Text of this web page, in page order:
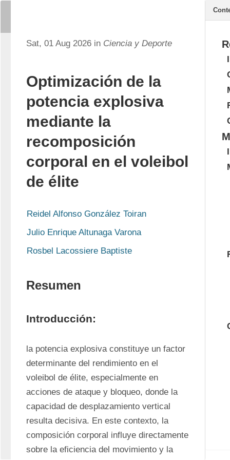
Sat, 01 Aug 2026 in Ciencia y Deporte
Optimización de la
potencia explosiva
mediante la
recomposición
corporal en el voleibol
de élite
Reidel Alfonso González Toiran
Julio Enrique Altunaga Varona
Rosbel Lacossiere Baptiste
Resumen
Introducción:
la potencia explosiva constituye un factor
determinante del rendimiento en el
voleibol de élite, especialmente en
acciones de ataque y bloqueo, donde la
capacidad de desplazamiento vertical
resulta decisiva. En este contexto, la
composición corporal influye directamente
sobre la eficiencia del movimiento y la